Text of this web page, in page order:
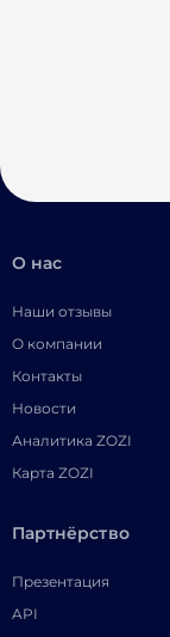
О нас
Наши отзывы
О компании
Контакты
Новости
Аналитика ZOZI
Карта ZOZI
Партнёрство
Презентация
API